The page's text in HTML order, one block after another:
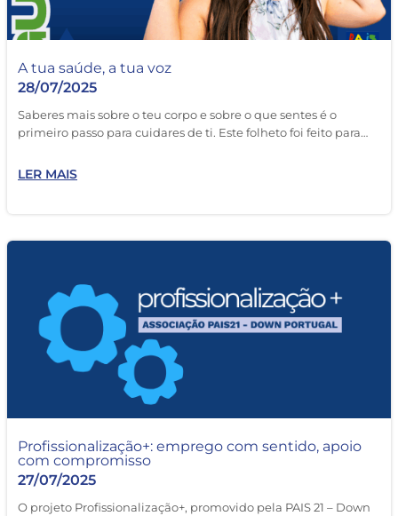
A tua saúde, a tua voz
28/07/2025
Saberes mais sobre o teu corpo e sobre o que sentes é o
primeiro passo para cuidares de ti. Este folheto foi feito para…
LER MAIS
Profissionalização+: emprego com sentido, apoio
com compromisso
27/07/2025
O projeto Profissionalização+, promovido pela PAIS 21 – Down